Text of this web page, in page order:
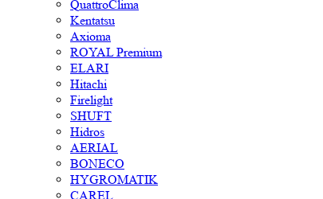
QuattroClima
Kentatsu
Axioma
ROYAL Premium
ELARI
Hitachi
Firelight
SHUFT
Hidros
AERIAL
BONECO
HYGROMATIK
CAREL